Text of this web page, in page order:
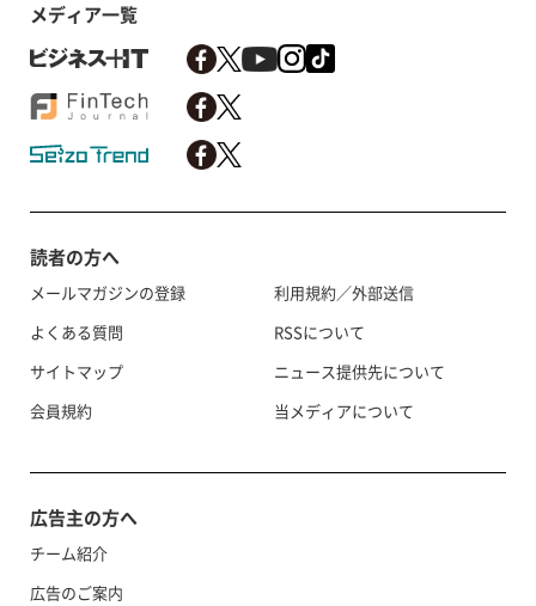
メディア一覧
読者の方へ
メールマガジンの登録
よくある質問
サイトマップ
会員規約
利用規約／外部送信
RSSについて
ニュース提供先について
当メディアについて
広告主の方へ
チーム紹介
広告のご案内